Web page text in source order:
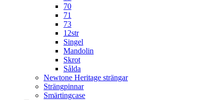
70
71
73
12str
Singel
Mandolin
Skrot
Sålda
Newtone Heritage strängar
Strängpinnar
Smärtingcase